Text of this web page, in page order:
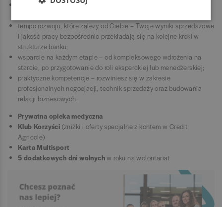
transparentną ścieżkę awansu – jasne kryteria, które określają
tempo rozwoju, które zależy od Ciebie – Twoje wyniki sprzedażowe
i jakość pracy bezpośrednio przekładają się na kolejne kroki w
strukturze banku;
wsparcie na każdym etapie – od kompleksowego wdrożenia na
starcie, po przygotowanie do roli eksperckiej lub menedżerskiej;
praktyczne kompetencje – rozwiniesz się w zakresie
profesjonalnych negocjacji, technik sprzedaży oraz budowania
relacji biznesowych.
Prywatna opieka medyczna
Klub Korzyści (zniżki i oferty specjalne z kontem w Credit
Agricole)
Karta Multisport
5 dodatkowych dni wolnychw roku na wolontariat